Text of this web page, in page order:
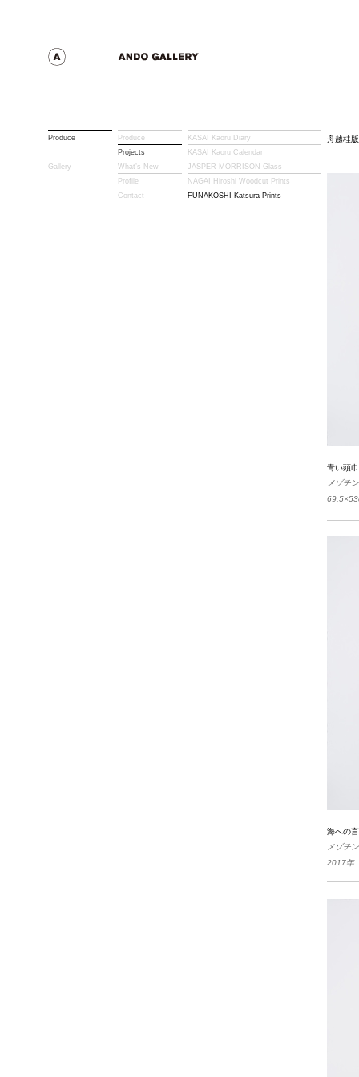
Produce
Gallery
Produce
Projects
What’s New
Profile
Contact
KASAI Kaoru Diary
KASAI Kaoru Calendar
JASPER MORRISON Glass
NAGAI Hiroshi Woodcut Prints
FUNAKOSHI Katsura Prints
舟越桂
青い頭巾
メゾチ
海への
メゾチ
2017年